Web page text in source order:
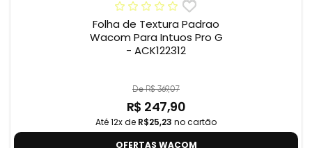
Folha de Textura Padrao
Wacom Para Intuos Pro G
- ACK122312
De R$ 369,07
R$ 247,90
Até 12x de R$25,23 no cartão
OFERTAS WACOM